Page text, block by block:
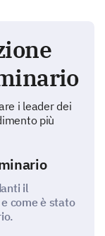
i leader dei
più
il
come è stato